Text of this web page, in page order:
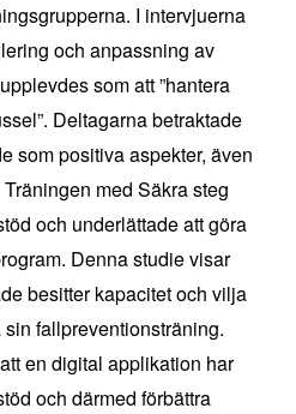
I intervjuerna
och anpassning av
som att ”hantera
Deltagarna betraktade
som positiva aspekter, även
med Säkra steg
och underlättade att göra
Denna studie visar
besitter kapacitet och vilja
fallpreventionsträning.
en digital applikation har
och därmed förbättra